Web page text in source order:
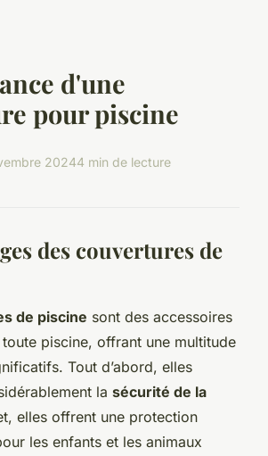
d'une
pour piscine
20244 min de lecture
des couvertures de
de piscine sont des accessoires
piscine, offrant une multitude
Tout d’abord, elles
la sécurité de la
elles offrent une protection
les enfants et les animaux